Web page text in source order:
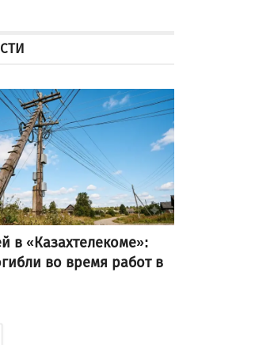
в «Казахтелекоме»:
во время работ в